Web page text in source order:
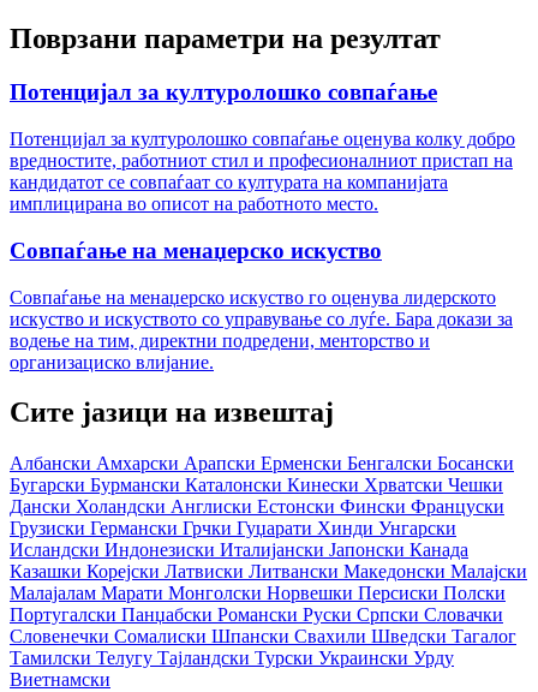
Поврзани параметри на резултат
Потенцијал за културолошко совпаѓање
Потенцијал за културолошко совпаѓање оценува колку добро
вредностите, работниот стил и професионалниот пристап на
кандидатот се совпаѓаат со културата на компанијата
имплицирана во описот на работното место.
Совпаѓање на менаџерско искуство
Совпаѓање на менаџерско искуство го оценува лидерското
искуство и искуството со управување со луѓе. Бара докази за
водење на тим, директни подредени, менторство и
организациско влијание.
Сите јазици на извештај
Албански Амхарски Арапски Ерменски Бенгалски Босански
Бугарски Бурмански Каталонски Кинески Хрватски Чешки
Дански Холандски Англиски Естонски Фински Француски
Грузиски Германски Грчки Гуџарати Хинди Унгарски
Исландски Индонезиски Италијански Јапонски Канада
Казашки Корејски Латвиски Литвански Македонски Малајски
Малајалам Марати Монголски Норвешки Персиски Полски
Португалски Панџабски Романски Руски Српски Словачки
Словенечки Сомалиски Шпански Свахили Шведски Тагалог
Тамилски Телугу Тајландски Турски Украински Урду
Виетнамски